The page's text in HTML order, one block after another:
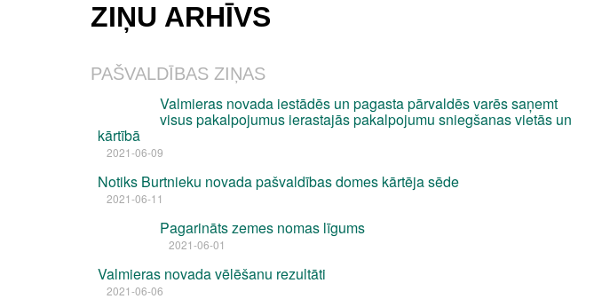
ZIŅU ARHĪVS
PAŠVALDĪBAS ZIŅAS
Valmieras novada iestādēs un pagasta pārvaldēs varēs saņemt
visus pakalpojumus ierastajās pakalpojumu sniegšanas vietās un
kārtībā
2021-06-09
Notiks Burtnieku novada pašvaldības domes kārtēja sēde
2021-06-11
Pagarināts zemes nomas līgums
2021-06-01
Valmieras novada vēlēšanu rezultāti
2021-06-06